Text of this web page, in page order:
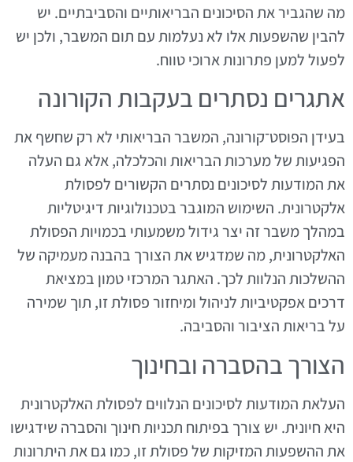
מה שהגביר את הסיכונים הבריאותיים והסביבתיים. יש
להבין שהשפעות אלו לא נעלמות עם תום המשבר, ולכן יש
לפעול למען פתרונות ארוכי טווח.
אתגרים נסתרים בעקבות הקורונה
בעידן הפוסט־קורונה, המשבר הבריאותי לא רק שחשף את
הפגיעות של מערכות הבריאות והכלכלה, אלא גם העלה
את המודעות לסיכונים נסתרים הקשורים לפסולת
אלקטרונית. השימוש המוגבר בטכנולוגיות דיגיטליות
במהלך משבר זה יצר גידול משמעותי בכמויות הפסולת
האלקטרונית, מה שמדגיש את הצורך בהבנה מעמיקה של
ההשלכות הנלוות לכך. האתגר המרכזי טמון במציאת
דרכים אפקטיביות לניהול ומיחזור פסולת זו, תוך שמירה
על בריאות הציבור והסביבה.
הצורך בהסברה ובחינוך
העלאת המודעות לסיכונים הנלווים לפסולת האלקטרונית
היא חיונית. יש צורך בפיתוח תכניות חינוך והסברה שידגישו
את ההשפעות המזיקות של פסולת זו, כמו גם את היתרונות